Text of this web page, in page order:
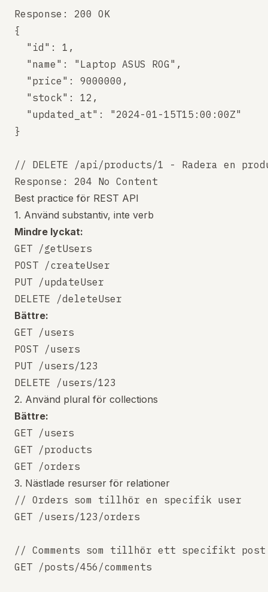
Response: 200 OK
{
  "id": 1,
  "name": "Laptop ASUS ROG",
  "price": 9000000,
  "stock": 12,
  "updated_at": "2024-01-15T15:00:00Z"
}
// DELETE /api/products/1 - Radera en
Best practice för REST API
1. Använd substantiv, inte verb
Mindre lyckat:
GET /getUsers
POST /createUser
PUT /updateUser
Bättre:
GET /users
POST /users
PUT /users/123
2. Använd plural för collections
Bättre:
GET /users
GET /products
3. Nästlade resurser för relationer
// Orders som tillhör en specifik user
GET /users/123/orders
// Comments som tillhör ett specifikt post
GET /posts/456/comments